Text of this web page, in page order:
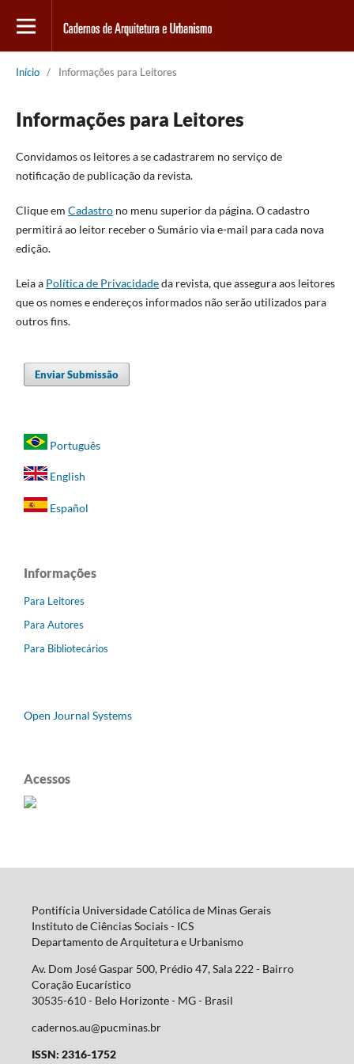
Início / Informações para Leitores
Informações para Leitores
Convidamos os leitores a se cadastrarem no serviço de
notificação de publicação da revista.
Clique em Cadastrono menu superior da página. O cadastro
permitirá ao leitor receber o Sumário via e-mail para cada nova
edição.
Leia a Política de Privacidadeda revista, que assegura aos leitores
que os nomes e endereços informados não serão utilizados para
outros fins.
Enviar Submissão
Português
English
Español
Informações
Para Leitores
Para Autores
Para Bibliotecários
Open Journal Systems
Acessos
Pontifícia Universidade Católica de Minas Gerais
Instituto de Ciências Sociais - ICS
Departamento de Arquitetura e Urbanismo
Av. Dom José Gaspar 500, Prédio 47, Sala 222 - Bairro
Coração Eucarístico
30535-610 - Belo Horizonte - MG - Brasil
cadernos.au@pucminas.br
ISSN: 2316-1752